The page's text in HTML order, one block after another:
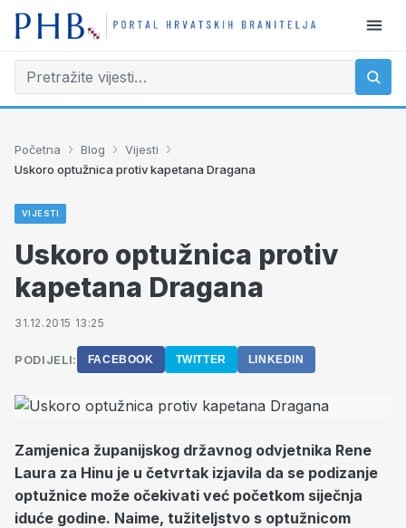
Početna › Blog › Vijesti ›
Uskoro optužnica protiv kapetana Dragana
VIJESTI
Uskoro optužnica protiv
kapetana Dragana
31.12.2015 13:25
PODIJELI: FACEBOOK TWITTER LINKEDIN
Zamjenica županijskog državnog odvjetnika Rene
Laura za Hinu je u četvrtak izjavila da se podizanje
optužnice može očekivati već početkom siječnja
iduće godine. Naime, tužiteljstvo s optužnicom